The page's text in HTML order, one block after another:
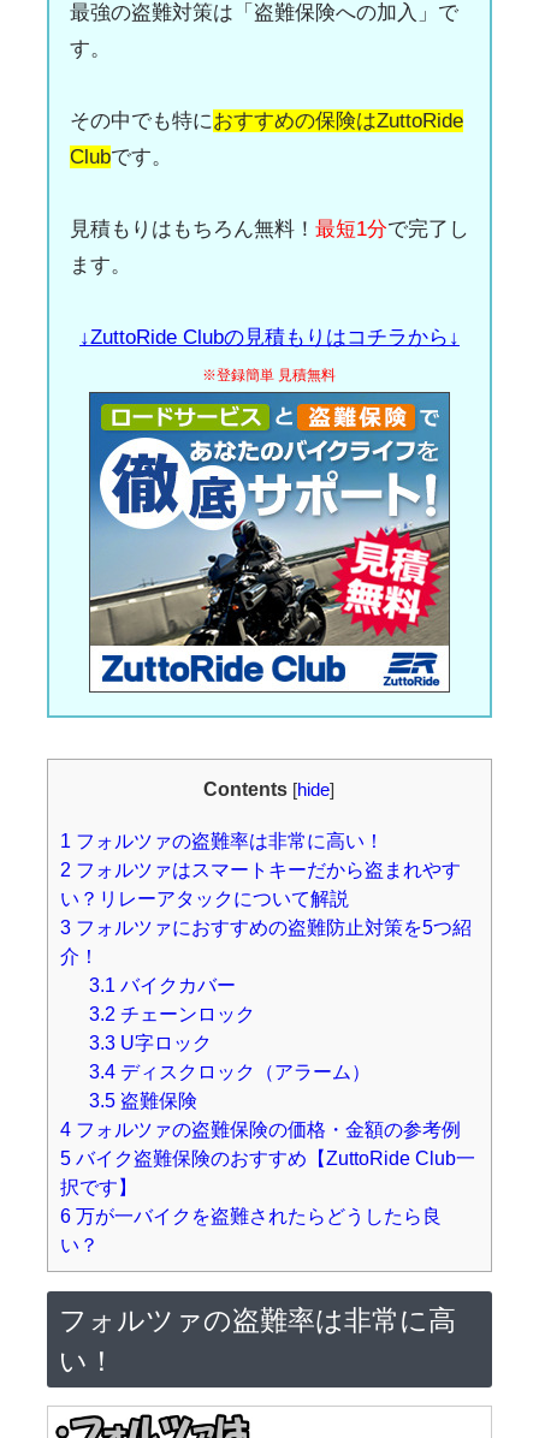
最強の盗難対策は「盗難保険への加入」で
す。
その中でも特におすすめの保険はZuttoRide
Clubです。
見積もりはもちろん無料！ 最短1分で完了し
ます。
↓ZuttoRide Clubの見積もりはコチラから↓
※登録簡単 見積無料
Contents [hide]
1 フォルツァの盗難率は非常に高い！
2 フォルツァはスマートキーだから盗まれやす
い？リレーアタックについて解説
3フォルツァにおすすめの盗難防止対策を5つ紹
介！
3.1 バイクカバー
3.2 チェーンロック
3.3U字ロック
3.4ディスクロック（アラーム）
3.5盗難保険
4フォルツァの盗難保険の価格・金額の参考例
5バイク盗難保険のおすすめ【ZuttoRide Club一
択です】
6万が一バイクを盗難されたらどうしたら良
い？
フォルツァの盗難率は非常に高
い！